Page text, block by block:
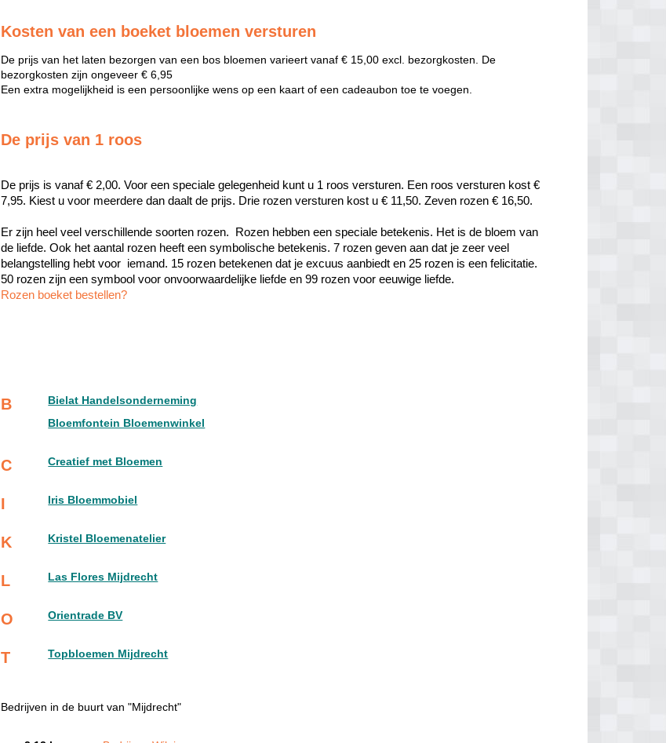
Kosten van een boeket bloemen versturen
De prijs van het laten bezorgen van een bos bloemen varieert vanaf € 15,00 excl. bezorgkosten. De
bezorgkosten zijn ongeveer € 6,95
Een extra mogelijkheid is een persoonlijke wens op een kaart of een cadeaubon toe te voegen.
De prijs van 1 roos
De prijs is vanaf € 2,00. Voor een speciale gelegenheid kunt u 1 roos versturen. Een roos versturen kost €
7,95. Kiest u voor meerdere dan daalt de prijs. Drie rozen versturen kost u € 11,50. Zeven rozen € 16,50.
Er zijn heel veel verschillende soorten rozen.  Rozen hebben een speciale betekenis. Het is de bloem van
de liefde. Ook het aantal rozen heeft een symbolische betekenis. 7 rozen geven aan dat je zeer veel
belangstelling hebt voor  iemand. 15 rozen betekenen dat je excuus aanbiedt en 25 rozen is een felicitatie.
Rozen boeket bestellen?
B
Bielat Handelsonderneming
Bloemfontein Bloemenwinkel
C Creatief met Bloemen
I Iris Bloemmobiel
K Kristel Bloemenatelier
L Las Flores Mijdrecht
O Orientrade BV
T Topbloemen Mijdrecht
Bedrijven in de buurt van "Mijdrecht"